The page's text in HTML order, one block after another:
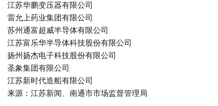
江苏华鹏变压器有限公司
雷允上药业集团有限公司
苏州通富超威半导体有限公司
江苏富乐华半导体科技股份有限公司
扬州扬杰电子科技股份有限公司
圣象集团有限公司
江苏新时代造船有限公司
来源：江苏新闻、南通市市场监督管理局